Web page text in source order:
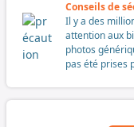
Conseils de
Il y a des
attention aux
photos
pas été prises